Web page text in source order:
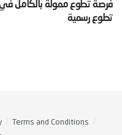
تطوع رسمية‬
Terms and Conditions